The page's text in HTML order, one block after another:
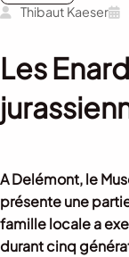
Thibaut Kaeser
Les
A Delémont, le
présente une
famille locale a
durant cinq